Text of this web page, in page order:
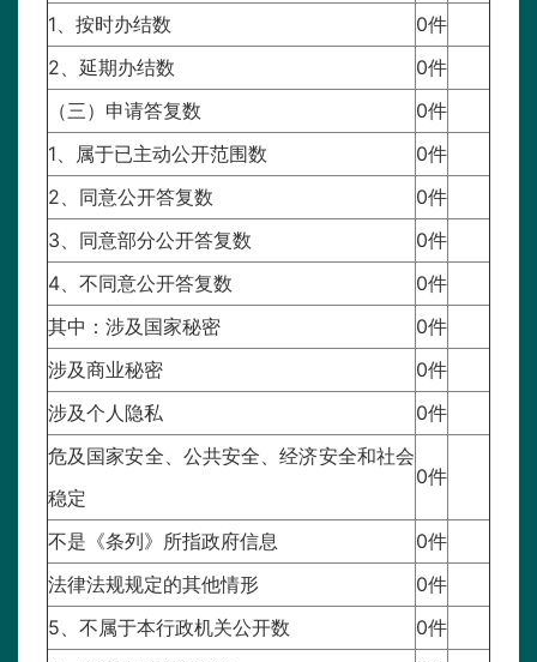
1、按时办结数
0件
2、延期办结数
0件
（三）申请答复数
0件
1、属于已主动公开范围数
0件
2、同意公开答复数
0件
3、同意部分公开答复数
0件
4、不同意公开答复数
0件
其中：涉及国家秘密
0件
涉及商业秘密
0件
涉及个人隐私
0件
危及国家安全、公共安全、经济安全和社会
稳定
0件
不是《条列》所指政府信息
0件
法律法规规定的其他情形
0件
5、不属于本行政机关公开数
0件